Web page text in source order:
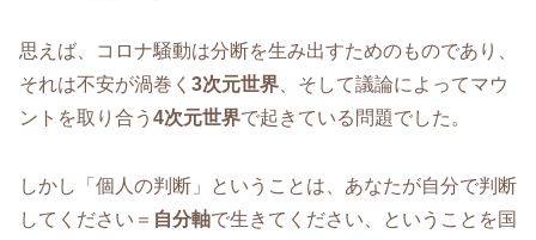
思えば、コロナ騒動は分断を生み出すためのものであり、
それは不安が渦巻く 3次元世界 、そして議論によってマウ
ントを取り合う 4次元世界で起きている問題でした。
しかし「個人の判断」ということは、あなたが自分で判断
してください＝ 自分軸で生きてください、ということを国